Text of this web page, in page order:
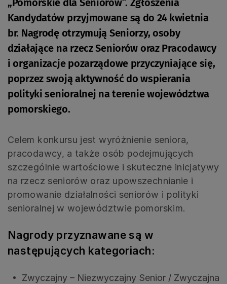
„Pomorskie dla Seniorów”. Zgłoszenia
Kandydatów przyjmowane są do 24 kwietnia
br. Nagrodę otrzymują Seniorzy, osoby
działające na rzecz Seniorów oraz Pracodawcy
i organizacje pozarządowe przyczyniające się,
poprzez swoją aktywność do wspierania
polityki senioralnej na terenie województwa
pomorskiego.
Celem konkursu jest wyróżnienie seniora,
pracodawcy, a także osób podejmujących
szczególnie wartościowe i skuteczne inicjatywy
na rzecz seniorów oraz upowszechnianie i
promowanie działalności seniorów i polityki
senioralnej w województwie pomorskim.
Nagrody przyznawane są w
następujących kategoriach:
Zwyczajny – Niezwyczajny Senior / Zwyczajna